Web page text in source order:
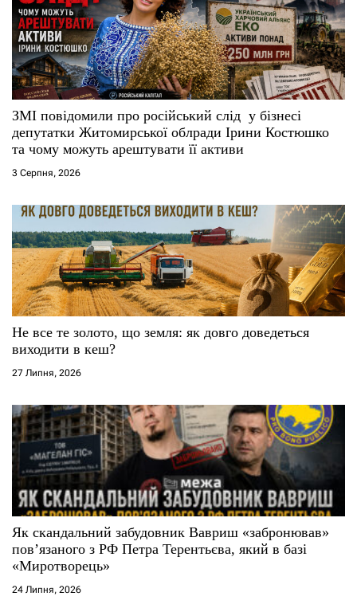
ЗМІ повідомили про російський слід у бізнесі
депутатки Житомирської облради Ірини Костюшко
та чому можуть арештувати її активи
3 Серпня, 2026
Не все те золото, що земля: як довго доведеться
виходити в кеш?
27 Липня, 2026
Як скандальний забудовник Вавриш «забронював»
повʼязаного з РФ Петра Терентьєва, який в базі
«Миротворець»
24 Липня, 2026